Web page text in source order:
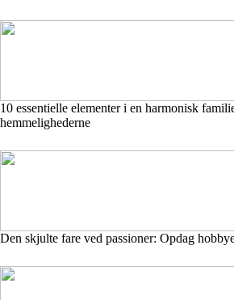
10 essentielle elementer i en harmonisk
hemmelighederne
Den skjulte fare ved passioner: Opdag